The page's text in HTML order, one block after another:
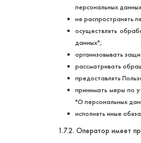
персональных
не распространять
осуществлять
данных";
организовывать
рассматривать
предоставлять
принимать меры по
"О персональных
исполнять иные
1.7.2. Оператор имеет